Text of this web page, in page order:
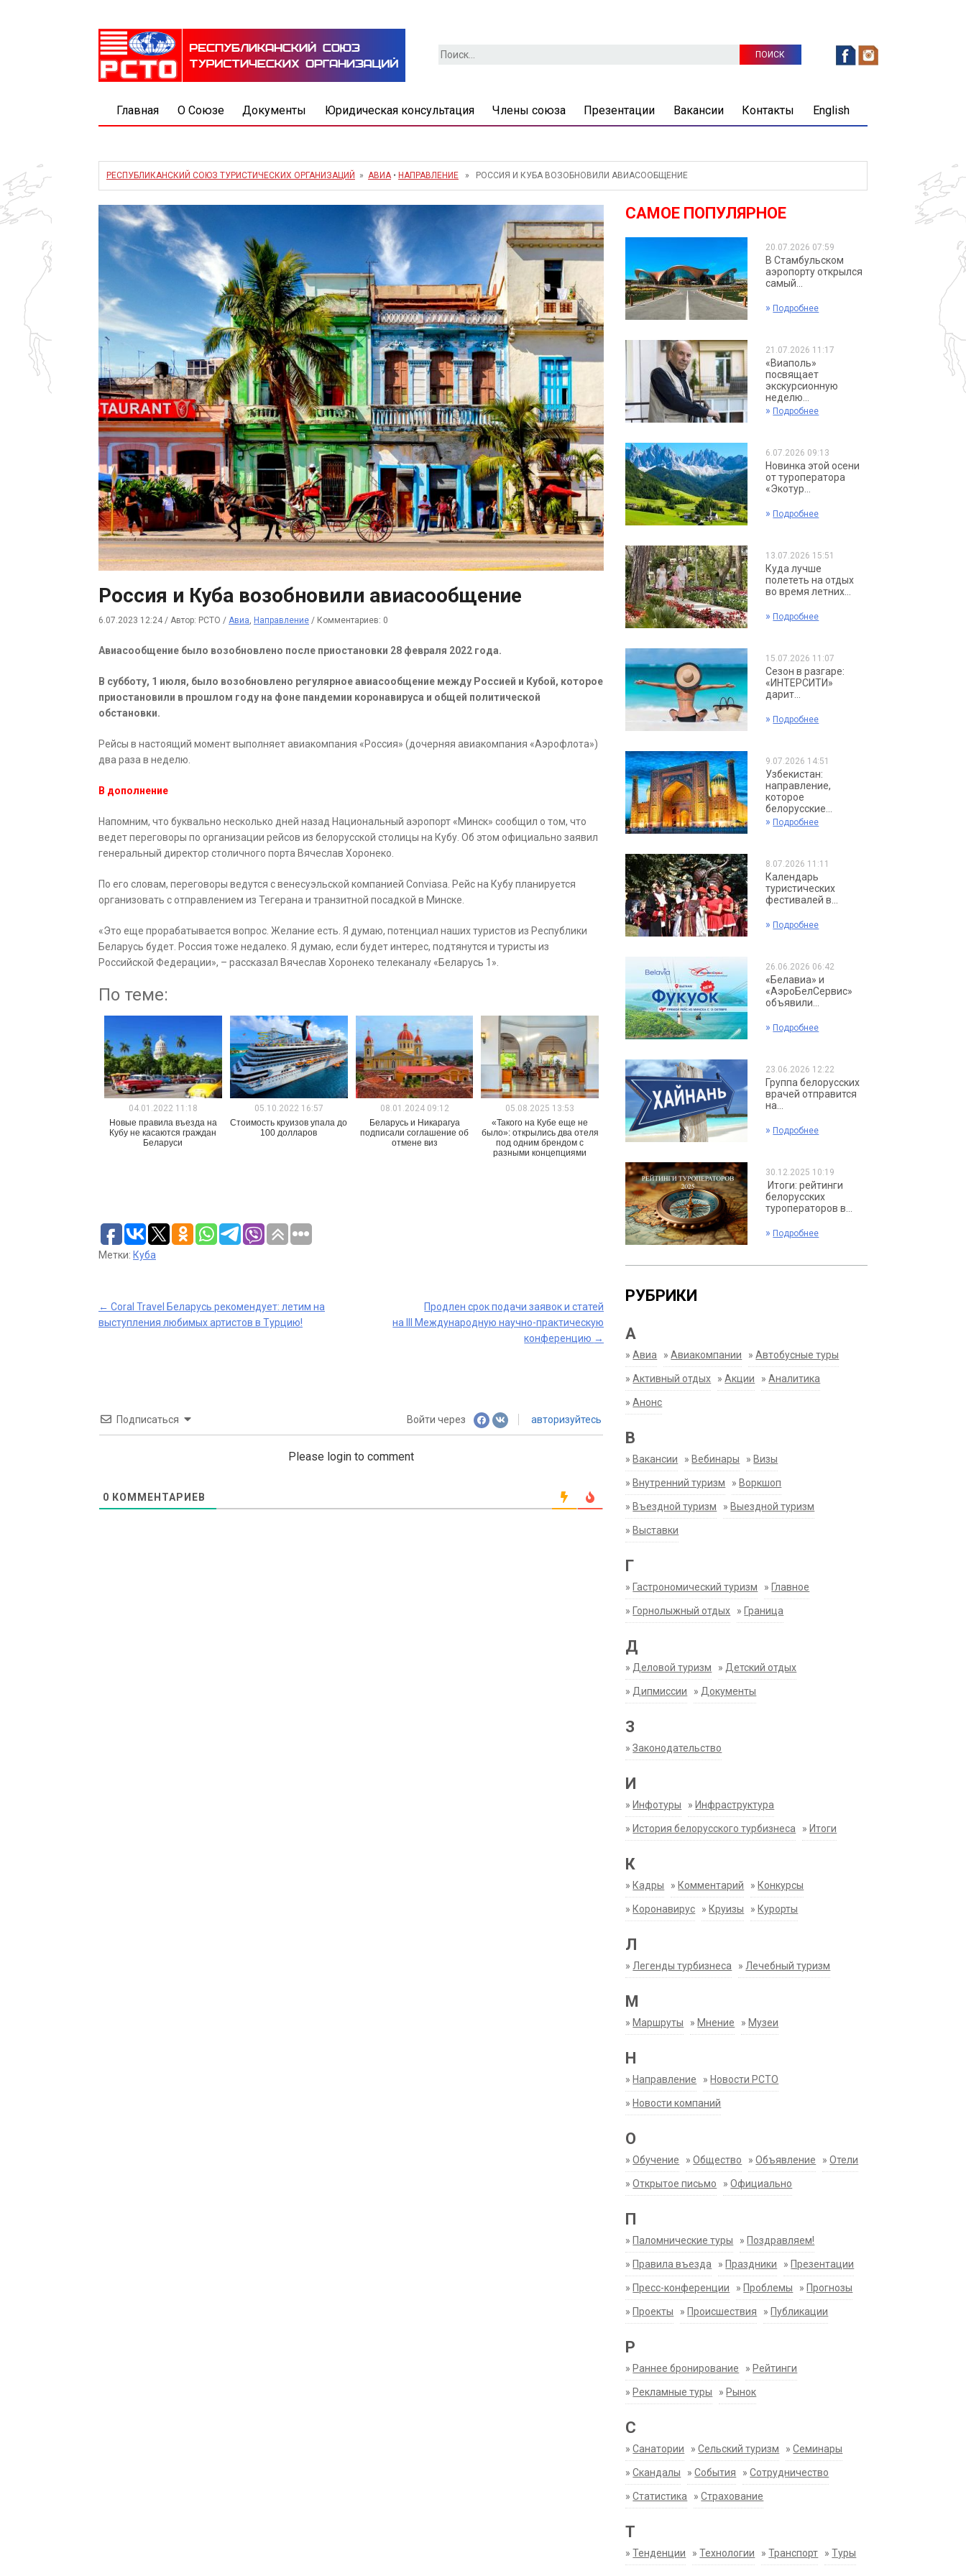
Найти:
Главная О Союзе Документы Юридическая консультация Члены союза Презентации Вакансии Контакты English
РЕСПУБЛИКАНСКИЙ СОЮЗ ТУРИСТИЧЕСКИХ ОРГАНИЗАЦИЙ » АВИА• НАПРАВЛЕНИЕ » РОССИЯ И КУБА ВОЗОБНОВИЛИ АВИАСООБЩЕНИЕ
Россия и Куба возобновили авиасообщение
6.07.2023 12:24 / Автор: РСТО / Авиа, Направление / Комментариев: 0
Авиасообщение было возобновлено после приостановки 28 февраля 2022 года.
В субботу, 1 июля, было возобновлено регулярное авиасообщение между Россией и Кубой, которое
приостановили в прошлом году на фоне пандемии коронавируса и общей политической
обстановки.
Рейсы в настоящий момент выполняет авиакомпания «Россия» (дочерняя авиакомпания «Аэрофлота»)
два раза в неделю.
В дополнение
Напомним, что буквально несколько дней назад Национальный аэропорт «Минск» сообщил о том, что
ведет переговоры по организации рейсов из белорусской столицы на Кубу. Об этом официально заявил
генеральный директор столичного порта Вячеслав Хоронеко.
По его словам, переговоры ведутся с венесуэльской компанией Conviasa. Рейс на Кубу планируется
организовать с отправлением из Тегерана и транзитной посадкой в Минске.
«Это еще прорабатывается вопрос. Желание есть. Я думаю, потенциал наших туристов из Республики
Беларусь будет. Россия тоже недалеко. Я думаю, если будет интерес, подтянутся и туристы из
Российской Федерации», – рассказал Вячеслав Хоронеко телеканалу «Беларусь 1».
По теме:
04.01.2022 11:18
Новые правила въезда на
Кубу не касаются граждан
Беларуси
05.10.2022 16:57
Стоимость круизов упала до
100 долларов
08.01.2024 09:12
Беларусь и Никарагуа
подписали соглашение об
отмене виз
05.08.2025 13:53
«Такого на Кубе еще не
было»: открылись два отеля
под одним брендом с
разными концепциями
Метки: Куба
Post
← Coral Travel Беларусь рекомендует: летим на
выступления любимых артистов в Турцию!
Продлен срок подачи заявок и статей
на III Международную научно-практическую
конференцию →
Подписаться Войти через авторизуйтесь
Please login to comment
0 КОММЕНТАРИЕВ
САМОЕ ПОПУЛЯРНОЕ
20.07.2026 07:59
В Стамбульском
аэропорту открылся
самый...
» Подробнее
21.07.2026 11:17
«Виаполь»
посвящает
экскурсионную
неделю...
» Подробнее
6.07.2026 09:13
Новинка этой осени
от туроператора
«Экотур...
» Подробнее
13.07.2026 15:51
Куда лучше
полететь на отдых
во время летних...
» Подробнее
15.07.2026 11:07
Сезон в разгаре:
«ИНТЕРСИТИ»
дарит...
» Подробнее
9.07.2026 14:51
Узбекистан:
направление,
которое
белорусские...
» Подробнее
8.07.2026 11:11
Календарь
туристических
фестивалей в...
» Подробнее
26.06.2026 06:42
«Белавиа» и
«АэроБелСервис»
объявили...
» Подробнее
23.06.2026 12:22
Группа белорусских
врачей отправится
на...
» Подробнее
30.12.2025 10:19
Итоги: рейтинги
белорусских
туроператоров в...
» Подробнее
РУБРИКИ
А
»Авиа »Авиакомпании »Автобусные туры
»Активный отдых »Акции »Аналитика
»Анонс
В
» Вакансии » Вебинары » Визы
» Внутренний туризм » Воркшоп
» Въездной туризм » Выездной туризм
» Выставки
Г
» Гастрономический туризм » Главное
» Горнолыжный отдых » Граница
Д
» Деловой туризм » Детский отдых
» Дипмиссии » Документы
З
»Законодательство
И
» Инфотуры » Инфраструктура
» История белорусского турбизнеса » Итоги
К
» Кадры » Комментарий » Конкурсы
» Коронавирус » Круизы » Курорты
Л
» Легенды турбизнеса » Лечебный туризм
М
» Маршруты » Мнение » Музеи
Н
» Направление » Новости РСТО
» Новости компаний
О
»Обучение »Общество »Объявление »Отели
»Открытое письмо »Официально
П
» Паломнические туры » Поздравляем!
» Правила въезда » Праздники » Презентации
» Пресс-конференции » Проблемы » Прогнозы
» Проекты » Происшествия » Публикации
Р
» Раннее бронирование » Рейтинги
» Рекламные туры » Рынок
С
»Санатории »Сельский туризм »Семинары
»Скандалы »События »Сотрудничество
»Статистика »Страхование
Т
»Тенденции »Технологии »Транспорт »Туры